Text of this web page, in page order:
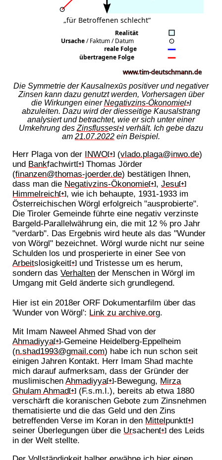
Die Symmetrie der Kausalnexūs positiver und negativer
Zinsen kann dazu genutzt werden, Vorhersagen über
die Wirkungen einerNegativzins-Ökonomie[+]
abzuleiten. Dazu wird der diesseitige Kausalstrang
analysiert und betrachtet, wie er sich unter einer
Umkehrung des Zinsflusses[+] verhält. Ich gebe dazu
am 21.07.2022 ein Beispiel.
Herr Plaga von der INWO[+] (vlado.plaga@inwo.de)
und Bankfachwirt[+] Thomas Jörder
(finanzen@thomas-joerder.de) bestätigen Ihnen,
dass man die Negativzins-Ökonomie[+] ,Jesu[+]
Himmelreich[+] , wie ich behaupte, 1931-1933 im
Österreichischen Wörgl erfolgreich "ausprobierte".
Die Tiroler Gemeinde führte eine negativ verzinste
Bargeld-Parallelwährung ein, die mit 12 % pro Jahr
"verdarb". Das Ergebnis wird heute als das "Wunder
von Wörgl" bezeichnet. Wörgl wurde nicht nur seine
Schulden los und prosperierte in einer See von
Arbeitslosigkeit[+] und Tristesse um es herum,
sondern dasVerhalten der Menschen in Wörgl im
Umgang mit Geld änderte sich grundlegend.
Hier ist ein 2018er ORF Dokumentarfilm über das
'Wunder von Wörgl': Link zu archive.org.
Mit Imam Naweel Ahmed Shad von der
Ahmadiyya[+]-Gemeine Heidelberg-Eppelheim
(n.shad1993@gmail.com) habe ich nun schon seit
einigen Jahren Kontakt. Herr Imam Shad machte
mich darauf aufmerksam, dass der Gründer der
muslimischenAhmadiyya[+]-Bewegung, Mirza
Ghulam Ahmad[+] (F.s.m.I.), bereits ab etwa 1880
verschärft die koranischen Gebote zum Zinsnehmen
thematisierte und die das Geld und den Zins
betreffenden Verse im Koran in den Mittelpunkt[+]
seiner Überlegungen über die Ursachen[+] des Leids
in der Welt stellte.